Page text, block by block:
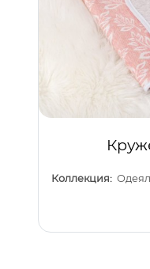
Коллекция: